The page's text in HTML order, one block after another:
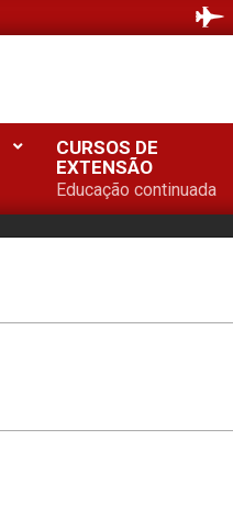
CURSOS DE
EXTENSÃO
Educação continuada